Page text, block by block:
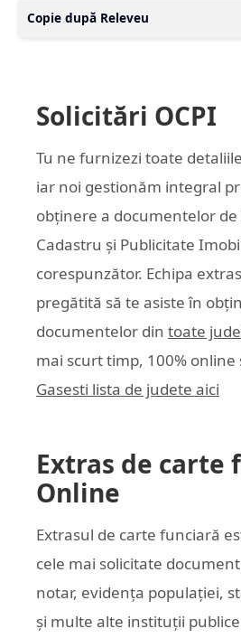
Copie după Releveu
Solicitări OCPI
Tu ne furnizezi toate
iar noi gestionăm integral
obținere a documentelor de
Cadastru și Publicitate
corespunzător. Echipa
pregătită să te asiste în
documentelor din toate
mai scurt timp, 100% online
Gasesti lista de judete aici
Extras de carte
Online
Extrasul de carte funciară
cele mai solicitate
notar, evidența populației,
și multe alte instituții